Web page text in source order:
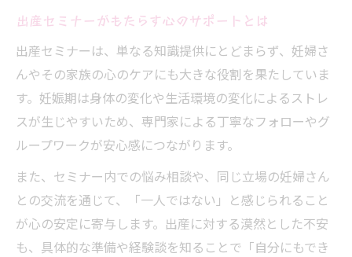
出産セミナーがもたらす心のサポートとは
出産セミナーは、単なる知識提供にとどまらず、妊婦さ
んやその家族の心のケアにも大きな役割を果たしていま
す。妊娠期は身体の変化や生活環境の変化によるストレ
スが生じやすいため、専門家による丁寧なフォローやグ
ループワークが安心感につながります。
また、セミナー内での悩み相談や、同じ立場の妊婦さん
との交流を通じて、「一人ではない」と感じられること
が心の安定に寄与します。出産に対する漠然とした不安
も、具体的な準備や経験談を知ることで「自分にもでき